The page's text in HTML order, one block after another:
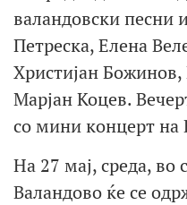
валандовски песни
Петреска, Елена
Христијан
Марјан Коцев.
со мини концерт
На 27 мај, среда, во
Валандово ќе се